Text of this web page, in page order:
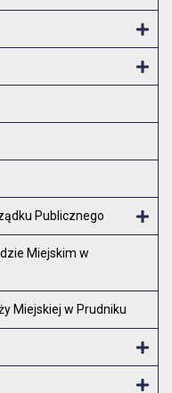
Publicznego
Miejskim w
Miejskiej w Prudniku